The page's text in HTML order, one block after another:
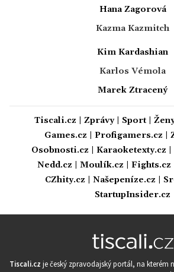
Hana Zagorová
Kazma Kazmitch
Kim Kardashian
Karlos Vémola
Marek Ztracený
Tiscali.cz Zprávy| Sport|
Games.cz
Profigamers.cz
Osobnosti.cz
Karaoketexty.cz
Nedd.cz
Moulík.cz Fights.cz
CZhity.cz
Našepeníze.cz
StartupInsider.cz
Tiscali.cz je český zpravodajský portál, na kterém